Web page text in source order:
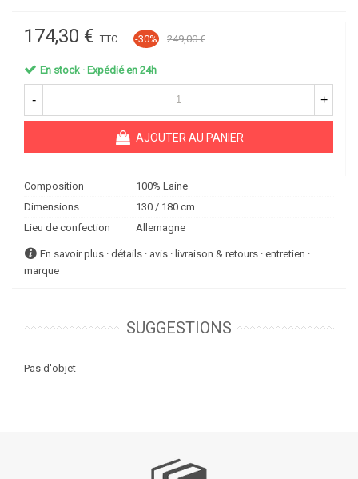
174,30 € TTC -30% 249,00 €
En stock · Expédié en 24h
- +
AJOUTER AU PANIER
Composition
100% Laine
Dimensions
130 / 180 cm
Lieu de confection
Allemagne
En savoir plus · détails · avis · livraison & retours · entretien ·
marque
SUGGESTIONS
Pas d'objet